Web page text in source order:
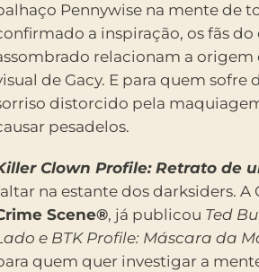
Pennywise na mente de
a inspiração, os fãs
relacionam a
de Gacy. E para quem
distorcido pela
pesadelos.
Clown Profile: Retrato de
na estante dos darksiders. A
Scene®, já publicou Ted
e BTK Profile: Máscara da
quem quer investigar a